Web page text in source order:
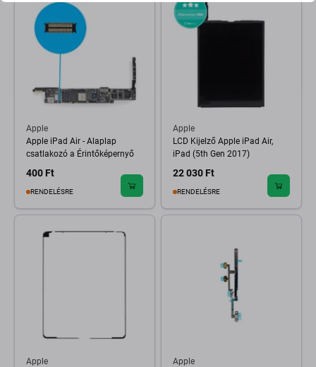
Apple
Apple iPad Air - Alaplap
csatlakozó a Érintőképernyő
400 Ft
RENDELÉSRE
Apple
LCD Kijelző Apple iPad Air,
iPad (5th Gen 2017)
22 030 Ft
RENDELÉSRE
Apple
Apple